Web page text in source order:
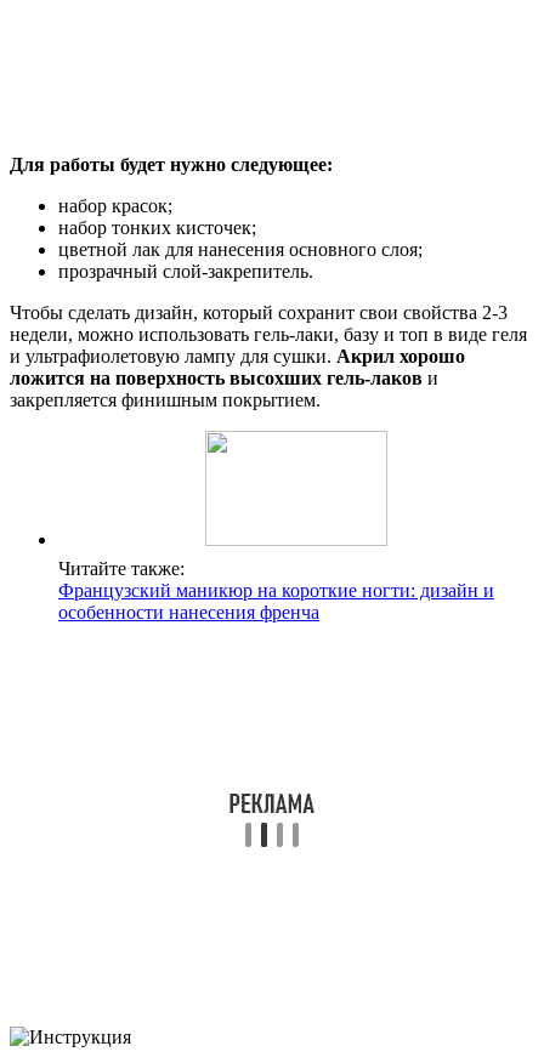
Для работы будет нужно следующее:
набор красок;
набор тонких кисточек;
цветной лак для нанесения основного слоя;
прозрачный слой-закрепитель.
Чтобы сделать дизайн, который сохранит свои свойства 2-3
недели, можно использовать гель-лаки, базу и топ в виде геля
и ультрафиолетовую лампу для сушки. Акрил хорошо
ложится на поверхность высохших гель-лаков и
закрепляется финишным покрытием.
Читайте также:
Французский маникюр на короткие ногти: дизайн и
особенности нанесения френча